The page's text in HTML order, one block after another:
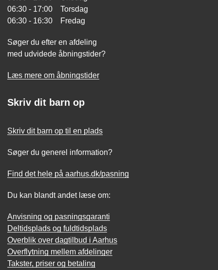
06:30 - 17:00 Torsdag
06:30 - 16:30 Fredag
Søger du efter en afdeling
med udvidede åbningstider?
Læs mere om åbningstider
Skriv dit barn op
Skriv dit barn op til en plads
Søger du generel information?
Find det hele på aarhus.dk/pasning
Du kan blandt andet læse om:
Anvisning og pasningsgaranti
Deltidsplads og fuldtidsplads
Overblik over dagtilbud i Aarhus
Overflytning mellem afdelinger
Takster, priser og betaling